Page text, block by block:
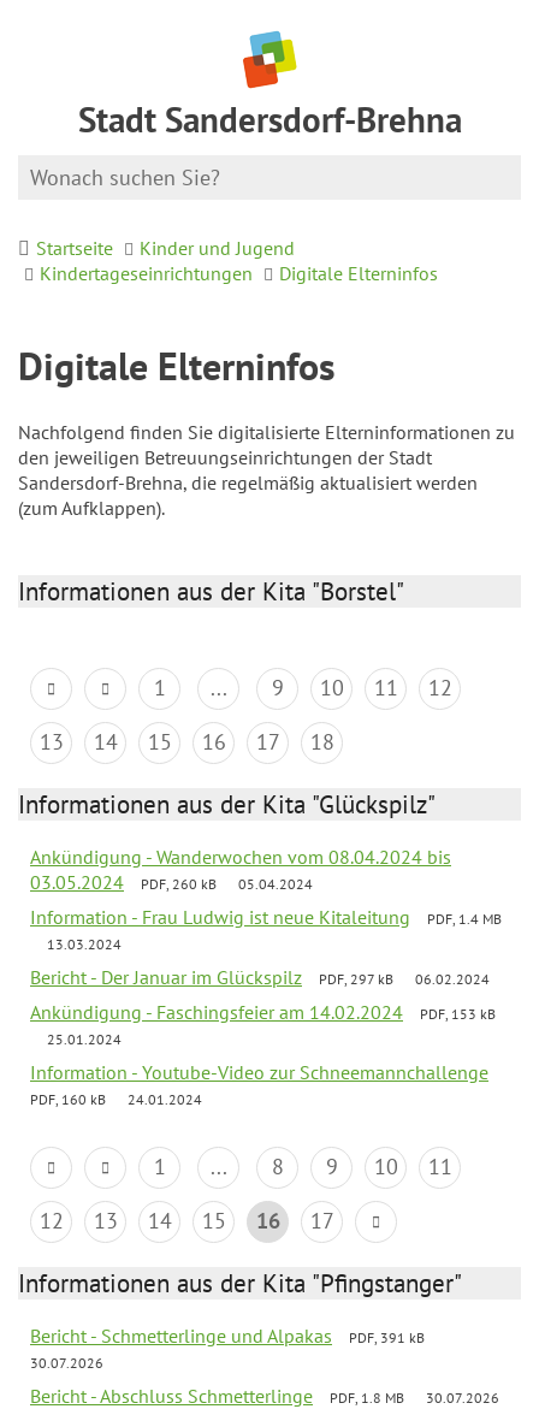
Stadt Sandersdorf-Brehna
Startseite
Kinder und Jugend
Kindertageseinrichtungen
Digitale Elterninfos
Digitale Elterninfos
Nachfolgend finden Sie digitalisierte Elterninformationen zu
den jeweiligen Betreuungseinrichtungen der Stadt
Sandersdorf-Brehna, die regelmäßig aktualisiert werden
(zum Aufklappen).
Informationen aus der Kita "Borstel"
1 ... 9 10 11
12
13
14 15 16 17 18
Informationen aus der Kita "Glückspilz"
Ankündigung - Wanderwochen vom 08.04.2024 bis
03.05.2024
PDF, 260 kB 05.04.2024
Information - Frau Ludwig ist neue Kitaleitung
PDF, 1.4 MB
13.03.2024
Bericht - Der Januar im Glückspilz PDF, 297 kB 06.02.2024
Ankündigung - Faschingsfeier am 14.02.2024
PDF, 153 kB
25.01.2024
Information - Youtube-Video zur Schneemannchallenge
PDF, 160 kB 24.01.2024
1 ... 8 9 10
11
12
13 14 15 16 17
Informationen aus der Kita "Pfingstanger"
Bericht - Schmetterlinge und Alpakas
PDF, 391 kB
30.07.2026
Bericht - Abschluss Schmetterlinge PDF, 1.8 MB 30.07.2026